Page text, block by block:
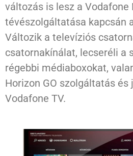
változás is lesz a Vodafone
tévészolgáltatása kapcsán
Változik a televíziós
csatornakínálat, lecseréli a
régebbi médiaboxokat,
Horizon GO szolgáltatás és
Vodafone TV.